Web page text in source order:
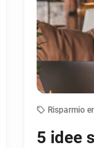
Risparmio
5 idee